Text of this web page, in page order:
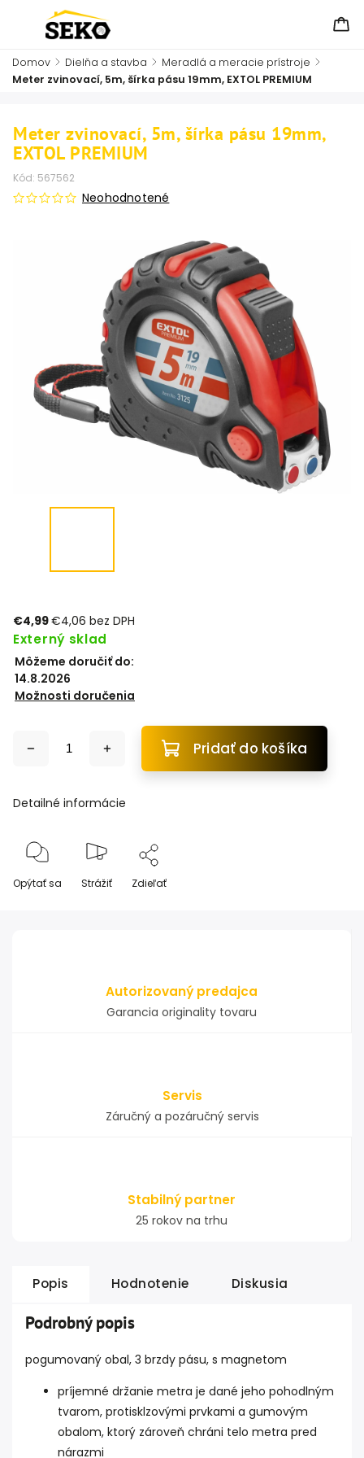
Domov / Dielňa a stavba / Meradlá a meracie prístroje /
Meter zvinovací, 5m, šírka pásu 19mm, EXTOL PREMIUM
Meter zvinovací, 5m, šírka pásu 19mm,
EXTOL PREMIUM
Kód: 567562
Neohodnotené
€4,99€4,06 bez DPH
Externý sklad
Môžeme doručiť do:
14.8.2026
Možnosti doručenia
Pridať do košíka
Detailné informácie
Opýtať sa Strážiť Zdieľať
Autorizovaný predajca
Garancia originality tovaru
Servis
Záručný a pozáručný servis
Stabilný partner
25 rokov na trhu
Popis Hodnotenie Diskusia
Podrobný popis
pogumovaný obal, 3 brzdy pásu, s magnetom
príjemné držanie metra je dané jeho pohodlným
tvarom, protisklzovými prvkami a gumovým
obalom, ktorý zároveň chráni telo metra pred
nárazmi